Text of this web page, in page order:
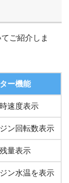
ご紹介しま
ー機能
速度表示
ン回転数表示
量表示
ン水温を表示